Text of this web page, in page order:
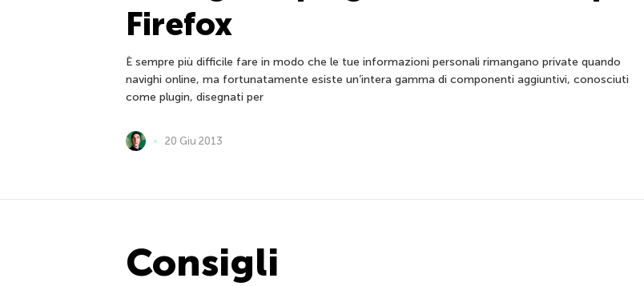
Firefox
È sempre più difficile fare in modo che le tue informazioni personali rimangano private quando
navighi online, ma fortunatamente esiste un’intera gamma di componenti aggiuntivi, conosciuti
come plugin, disegnati per
20 Giu 2013
Consigli